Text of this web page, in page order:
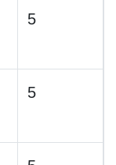
5
5